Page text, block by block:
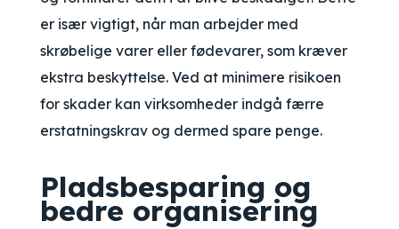
er især vigtigt, når man arbejder med
skrøbelige varer eller fødevarer, som kræver
ekstra beskyttelse. Ved at minimere risikoen
for skader kan virksomheder indgå færre
erstatningskrav og dermed spare penge.
Pladsbesparing og
bedre organisering